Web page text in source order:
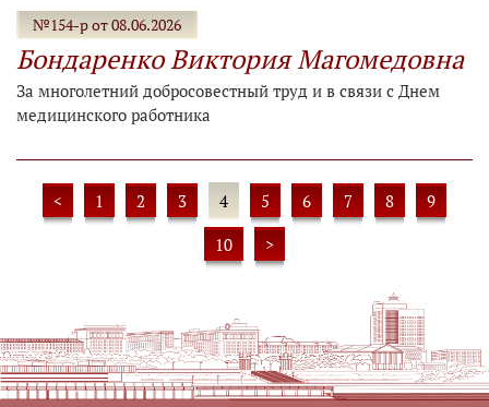
№154-р от 08.06.2026
Бондаренко Виктория Магомедовна
За многолетний добросовестный труд и в связи с Днем
медицинского работника
< 1 2 3 4 5 6 7 8
9
10
>